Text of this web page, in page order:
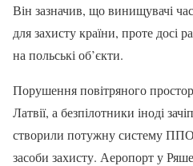
Він зазначив, що винищувачі
для захисту країни, проте досі
на польські об’єкти.
Порушення повітряного
Латвії, а безпілотники іноді
створили потужну систему
засоби захисту. Аеропорт у